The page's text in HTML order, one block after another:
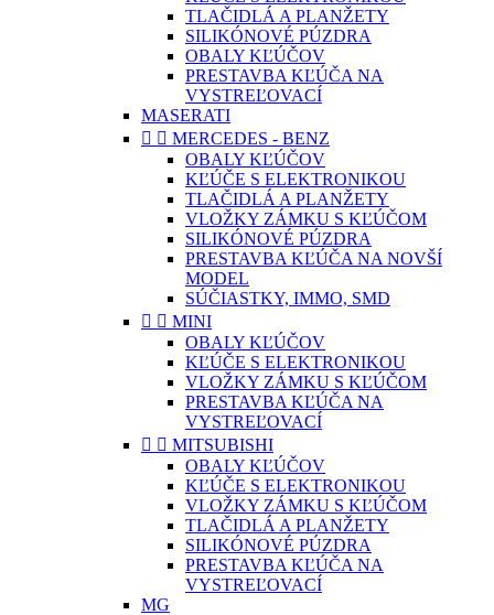
TLAČIDLÁ A PLANŽETY
SILIKÓNOVÉ PÚZDRA
OBALY KĽÚČOV
PRESTAVBA KĽÚČA NA
VYSTREĽOVACÍ
MASERATI
  MERCEDES - BENZ
OBALY KĽÚČOV
KĽÚČE S ELEKTRONIKOU
TLAČIDLÁ A PLANŽETY
VLOŽKY ZÁMKU S KĽÚČOM
SILIKÓNOVÉ PÚZDRA
PRESTAVBA KĽÚČA NA NOVŠÍ
MODEL
SÚČIASTKY, IMMO, SMD
  MINI
OBALY KĽÚČOV
KĽÚČE S ELEKTRONIKOU
VLOŽKY ZÁMKU S KĽÚČOM
PRESTAVBA KĽÚČA NA
VYSTREĽOVACÍ
  MITSUBISHI
OBALY KĽÚČOV
KĽÚČE S ELEKTRONIKOU
VLOŽKY ZÁMKU S KĽÚČOM
TLAČIDLÁ A PLANŽETY
SILIKÓNOVÉ PÚZDRA
PRESTAVBA KĽÚČA NA
VYSTREĽOVACÍ
MG